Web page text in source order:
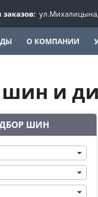
О КОМПАНИИ
и
ШИН